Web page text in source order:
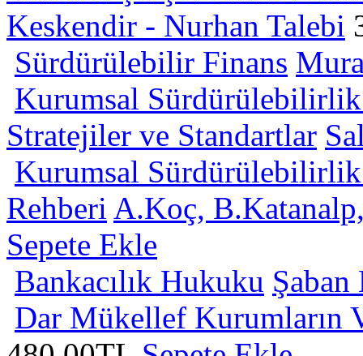
Keskendir - Nurhan Talebi
Sürdürülebilir Finans
Kurumsal
Stratejiler ve Standartlar
Kurumsal Sürdürülebilirlik
Rehberi A.Koç,
Sepete Ekle
Bankacılık Hukuku Şaban
Dar Mükellef Kurumların